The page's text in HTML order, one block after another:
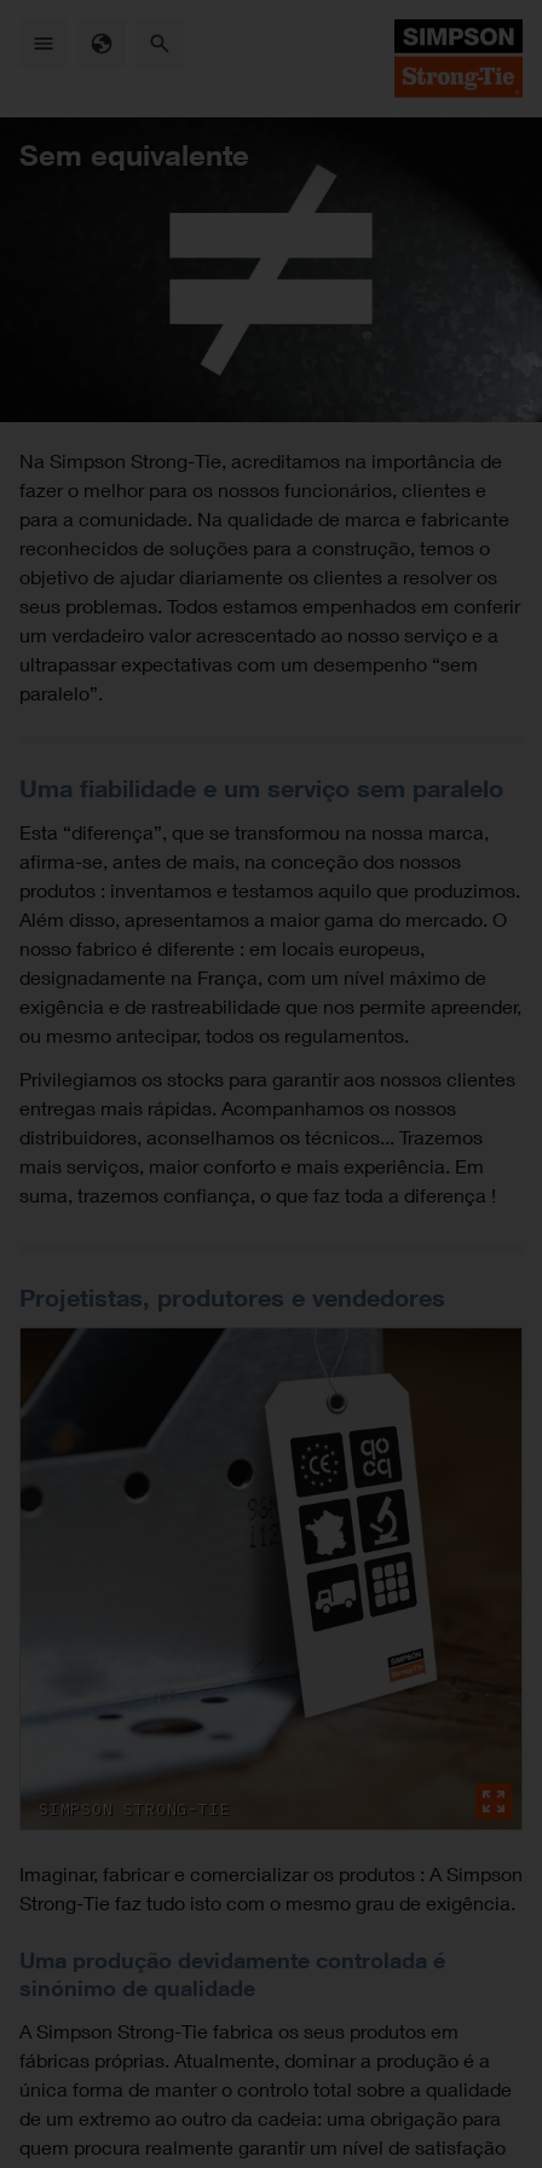
Sem equivalente
Na Simpson Strong-Tie, acreditamos na importância de
fazer o melhor para os nossos funcionários, clientes e
para a comunidade. Na qualidade de marca e fabricante
reconhecidos de soluções para a construção, temos o
objetivo de ajudar diariamente os clientes a resolver os
seus problemas. Todos estamos empenhados em conferir
um verdadeiro valor acrescentado ao nosso serviço e a
ultrapassar expectativas com um desempenho “sem
paralelo”.
Uma fiabilidade e um serviço sem paralelo
Esta “diferença”, que se transformou na nossa marca,
afirma-se, antes de mais, na conceção dos nossos
produtos : inventamos e testamos aquilo que produzimos.
Além disso, apresentamos a maior gama do mercado. O
nosso fabrico é diferente : em locais europeus,
designadamente na França, com um nível máximo de
exigência e de rastreabilidade que nos permite apreender,
ou mesmo antecipar, todos os regulamentos.
Privilegiamos os stocks para garantir aos nossos clientes
entregas mais rápidas. Acompanhamos os nossos
distribuidores, aconselhamos os técnicos... Trazemos
mais serviços, maior conforto e mais experiência. Em
suma, trazemos confiança, o que faz toda a diferença !
Projetistas, produtores e vendedores
SIMPSON STRONG-TIE
Imaginar, fabricar e comercializar os produtos : A Simpson
Strong-Tie faz tudo isto com o mesmo grau de exigência.
Uma produção devidamente controlada é
sinónimo de qualidade
A Simpson Strong-Tie fabrica os seus produtos em
fábricas próprias. Atualmente, dominar a produção é a
única forma de manter o controlo total sobre a qualidade
de um extremo ao outro da cadeia: uma obrigação para
quem procura realmente garantir um nível de satisfação